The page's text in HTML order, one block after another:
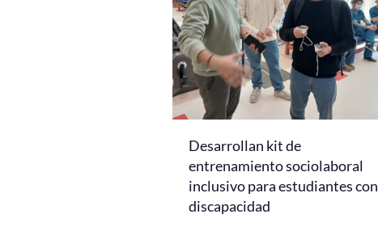
Desarrollan kit de
entrenamiento sociolaboral
inclusivo para estudiantes con
discapacidad